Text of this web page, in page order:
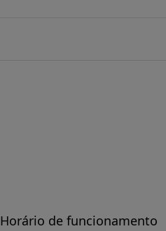
Horário de funcionamento